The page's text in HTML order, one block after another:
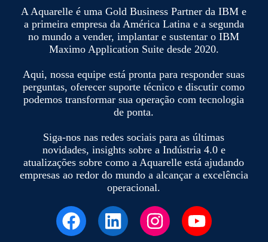
A Aquarelle é uma Gold Business Partner da IBM e
a primeira empresa da América Latina e a segunda
no mundo a vender, implantar e sustentar o IBM
Maximo Application Suite desde 2020.
Aqui, nossa equipe está pronta para responder suas
perguntas, oferecer suporte técnico e discutir como
podemos transformar sua operação com tecnologia
de ponta.
Siga-nos nas redes sociais para as últimas
novidades, insights sobre a Indústria 4.0 e
atualizações sobre como a Aquarelle está ajudando
empresas ao redor do mundo a alcançar a excelência
operacional.